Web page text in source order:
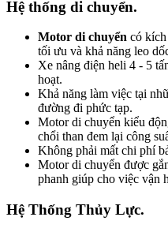
Hệ thống di chuyển.
Motor di chuyển có
tối ưu và khả năng leo
Xe nâng điện heli 4 - 5
hoạt.
Khả năng làm việc tại
đường đi phức tạp.
Motor di chuyển kiểu
chổi than đem lại công
Không phải mất chi phí
Motor di chuyển được
phanh giúp cho việc vận
Hệ Thống Thủy Lực.